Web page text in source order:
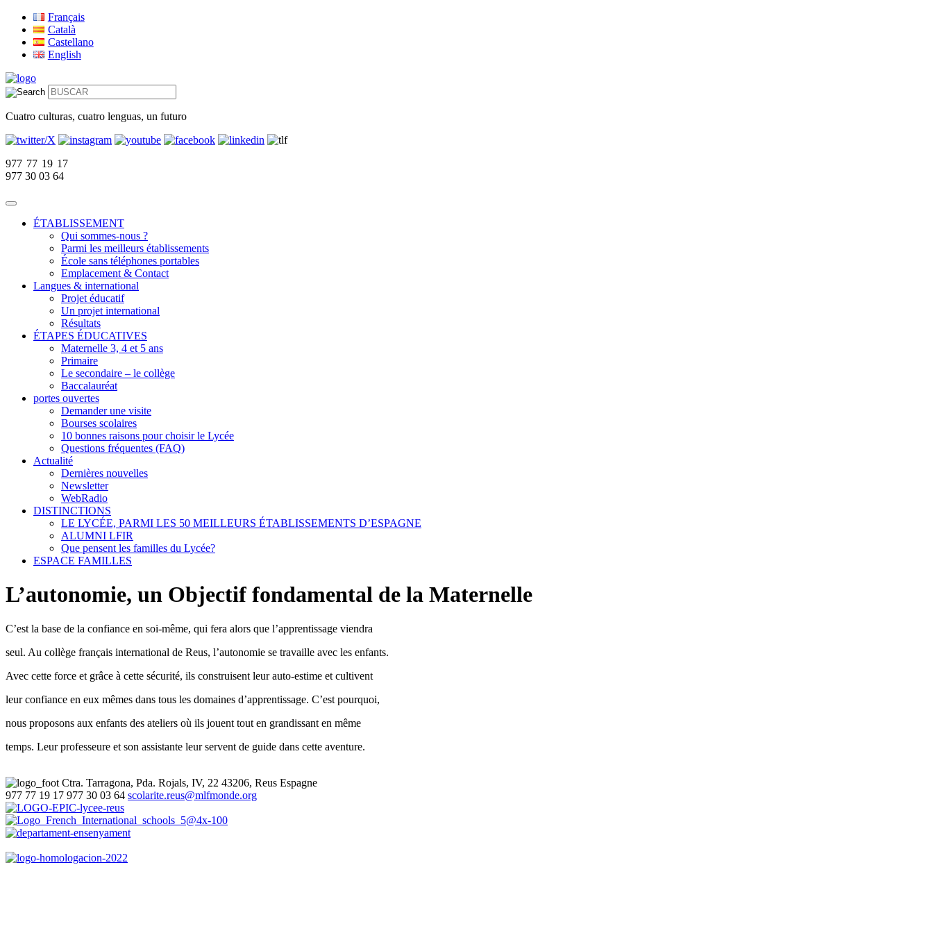
Français
Català
Castellano
English
Cuatro culturas, cuatro lenguas, un futuro
977 77 19 17
977 30 03 64
ÉTABLISSEMENT
Qui sommes-nous ?
Parmi les meilleurs établissements
École sans téléphones portables
Emplacement & Contact
Langues & international
Projet éducatif
Un projet international
Résultats
ÉTAPES ÉDUCATIVES
Maternelle 3, 4 et 5 ans
Primaire
Le secondaire – le collège
Baccalauréat
portes ouvertes
Demander une visite
Bourses scolaires
10 bonnes raisons pour choisir le Lycée
Questions fréquentes (FAQ)
Actualité
Dernières nouvelles
Newsletter
WebRadio
DISTINCTIONS
LE LYCÉE, PARMI LES 50 MEILLEURS ÉTABLISSEMENTS D’ESPAGNE
ALUMNI LFIR
Que pensent les familles du Lycée?
ESPACE FAMILLES
L’autonomie, un Objectif fondamental de la Maternelle
C’est la base de la confiance en soi-même, qui fera alors que l’apprentissage viendra
seul. Au collège français international de Reus, l’autonomie se travaille avec les enfants.
Avec cette force et grâce à cette sécurité, ils construisent leur auto-estime et cultivent
leur confiance en eux mêmes dans tous les domaines d’apprentissage. C’est pourquoi,
nous proposons aux enfants des ateliers où ils jouent tout en grandissant en même
temps. Leur professeure et son assistante leur servent de guide dans cette aventure.
Ctra. Tarragona, Pda. Rojals, IV, 22 43206, Reus Espagne
977 77 19 17 977 30 03 64 scolarite.reus@mlfmonde.org